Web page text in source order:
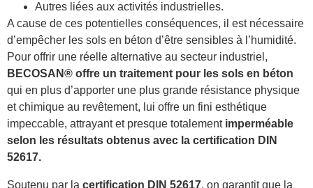
Autres liées aux activités industrielles.
A cause de ces potentielles conséquences, il est nécessaire
d’empêcher les sols en béton d’être sensibles à l’humidité.
Pour offrir une réelle alternative au secteur industriel,
BECOSAN® offre un traitement pour les sols en béton
qui en plus d’apporter une plus grande résistance physique
et chimique au revêtement, lui offre un fini esthétique
impeccable, attrayant et presque totalement imperméable
selon les résultats obtenus avec la certification DIN
52617.
Soutenu par la certification DIN 52617, on garantit que la